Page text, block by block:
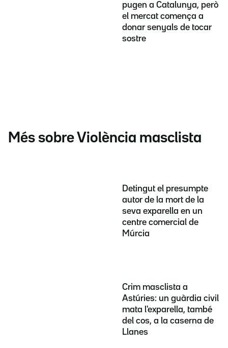
pugen a Catalunya, però
el mercat comença a
donar senyals de tocar
sostre
Més sobre Violència masclista
Detingut el presumpte
autor de la mort de la
seva exparella en un
centre comercial de
Múrcia
Crim masclista a
Astúries: un guàrdia civil
mata l'exparella, també
del cos, a la caserna de
Llanes